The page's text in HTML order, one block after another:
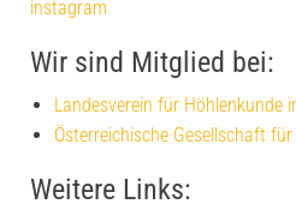
instagram
Wir sind Mitglied bei:
Landesverein für Höhlenkunde
Österreichische Gesellschaft
Weitere Links: